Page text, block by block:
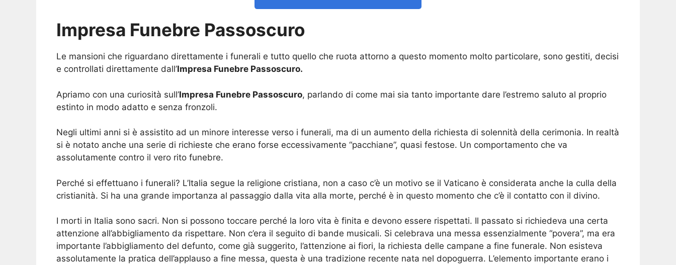
Impresa Funebre Passoscuro
Le mansioni che riguardano direttamente i funerali e tutto quello che ruota attorno a questo momento molto particolare, sono gestiti, decisi
e controllati direttamente dall’Impresa Funebre Passoscuro.
Apriamo con una curiosità sull’Impresa Funebre Passoscuro, parlando di come mai sia tanto importante dare l’estremo saluto al proprio
estinto in modo adatto e senza fronzoli.
Negli ultimi anni si è assistito ad un minore interesse verso i funerali, ma di un aumento della richiesta di solennità della cerimonia. In realtà
si è notato anche una serie di richieste che erano forse eccessivamente “pacchiane”, quasi festose. Un comportamento che va
assolutamente contro il vero rito funebre.
Perché si effettuano i funerali? L’Italia segue la religione cristiana, non a caso c’è un motivo se il Vaticano è considerata anche la culla della
cristianità. Si ha una grande importanza al passaggio dalla vita alla morte, perché è in questo momento che c’è il contatto con il divino.
I morti in Italia sono sacri. Non si possono toccare perché la loro vita è finita e devono essere rispettati. Il passato si richiedeva una certa
attenzione all’abbigliamento da rispettare. Non c’era il seguito di bande musicali. Si celebrava una messa essenzialmente “povera”, ma era
importante l’abbigliamento del defunto, come già suggerito, l’attenzione ai fiori, la richiesta delle campane a fine funerale. Non esisteva
assolutamente la pratica dell’applauso a fine messa, questa è una tradizione recente nata nel dopoguerra. L’elemento importante erano i